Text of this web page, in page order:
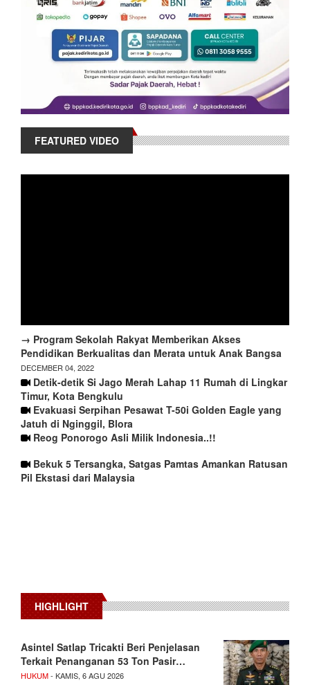
FEATURED VIDEO
→ Program Sekolah Rakyat Memberikan Akses
Pendidikan Berkualitas dan Merata untuk Anak Bangsa
DECEMBER 04, 2022
Detik-detik Si Jago Merah Lahap 11 Rumah di Lingkar
Timur, Kota Bengkulu
Evakuasi Serpihan Pesawat T-50i Golden Eagle yang
Jatuh di Nginggil, Blora
Reog Ponorogo Asli Milik Indonesia..!!
Bekuk 5 Tersangka, Satgas Pamtas Amankan Ratusan
Pil Ekstasi dari Malaysia
HIGHLIGHT
Asintel Satlap Tricakti Beri Penjelasan
Terkait Penanganan 53 Ton Pasir…
HUKUM- KAMIS, 6 AGU 2026